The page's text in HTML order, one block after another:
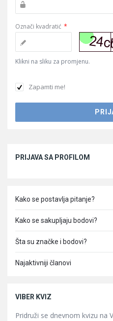
Označi kvadratić *
Klikni na sliku za promjenu.
Zapamti me!
PRIJAVA SA PROFILOM
Kako se postavlja pitanje?
Kako se sakupljaju bodovi?
Šta su značke i bodovi?
Najaktivniji članovi
VIBER KVIZ
Pridruži se dnevnom kvizu na